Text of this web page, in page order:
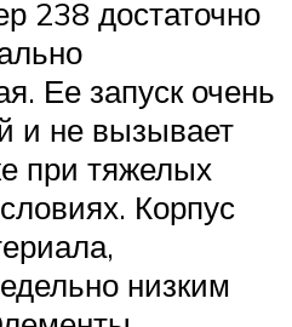
238 достаточно
Ее запуск очень
и не вызывает
при тяжелых
Корпус
низким